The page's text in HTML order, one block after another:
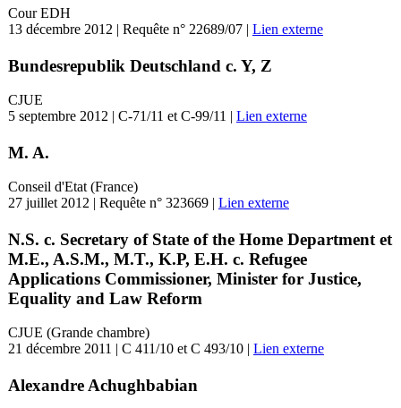
Cour EDH
13 décembre 2012 | Requête n° 22689/07 | Lien externe
Bundesrepublik Deutschland c. Y, Z
CJUE
5 septembre 2012 | C-71/11 et C-99/11 | Lien externe
M. A.
Conseil d'Etat (France)
27 juillet 2012 | Requête n° 323669 | Lien externe
N.S. c. Secretary of State of the Home Department et
M.E., A.S.M., M.T., K.P, E.H. c. Refugee
Applications Commissioner, Minister for Justice,
Equality and Law Reform
CJUE (Grande chambre)
21 décembre 2011 | C 411/10 et C 493/10 | Lien externe
Alexandre Achughbabian